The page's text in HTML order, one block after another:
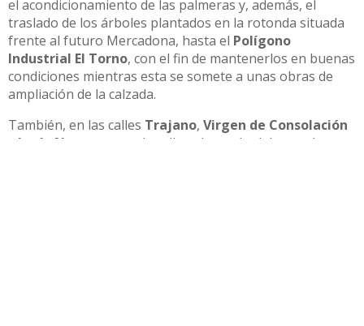
el acondicionamiento de las palmeras y, además, el
traslado de los árboles plantados en la rotonda situada
frente al futuro Mercadona, hasta el Polígono
Industrial El Torno, con el fin de mantenerlos en buenas
condiciones mientras esta se somete a unas obras de
ampliación de la calzada.
También, en las calles Trajano, Virgen de Consolación
Jesús Nazareno
, se han llevado a cabo labores de